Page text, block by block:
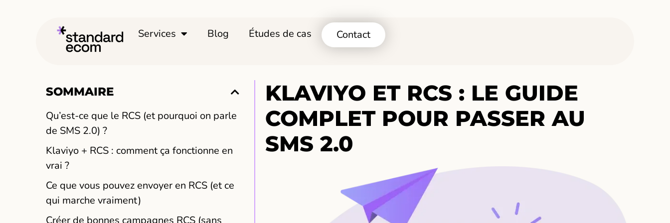
Services Blog Études de cas Contact
SOMMAIRE
Qu’est-ce que le RCS (et pourquoi on parle
de SMS 2.0) ?
Klaviyo + RCS : comment ça fonctionne en
vrai ?
Ce que vous pouvez envoyer en RCS (et ce
qui marche vraiment)
Créer de bonnes campagnes RCS (sans
KLAVIYO ET RCS : LE GUIDE
COMPLET POUR PASSER AU
SMS 2.0